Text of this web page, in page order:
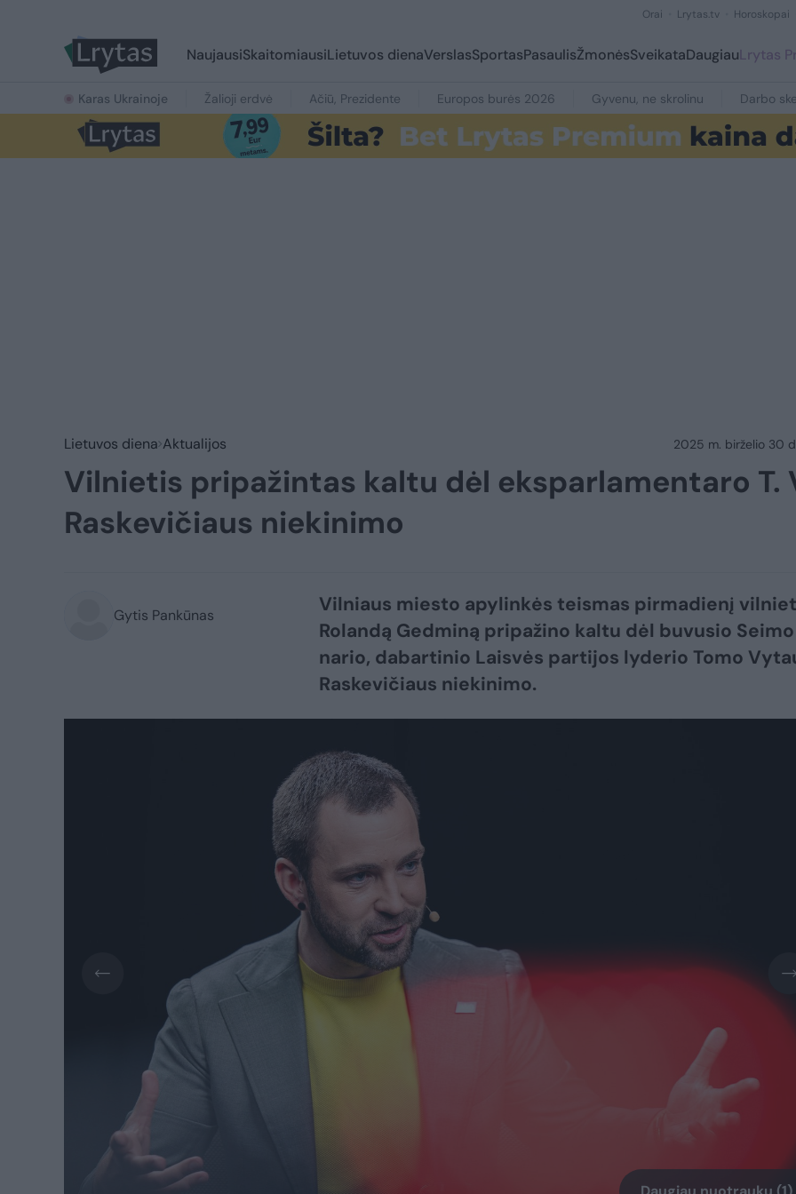
Orai Lrytas.tv Horoskopai
NaujausiSkaitomiausiLietuvos dienaVerslasSportasPasaulisŽmonėsSveikataDaugiauLrytas
Karas Ukrainoje Žalioji erdvė Ačiū, Prezidente Europos burės 2026 Gyvenu, ne skrolinu Darbo
Lietuvos diena Aktualijos 2025 m. birželio 30 d.
Vilnietis pripažintas kaltu dėl eksparlamentaro T.
Raskevičiaus niekinimo
Gytis Pankūnas
Vilniaus miesto apylinkės teismas pirmadienį
Rolandą Gedminą pripažino kaltu dėl buvusio Seimo
nario, dabartinio Laisvės partijos lyderio Tomo
Raskevičiaus niekinimo.